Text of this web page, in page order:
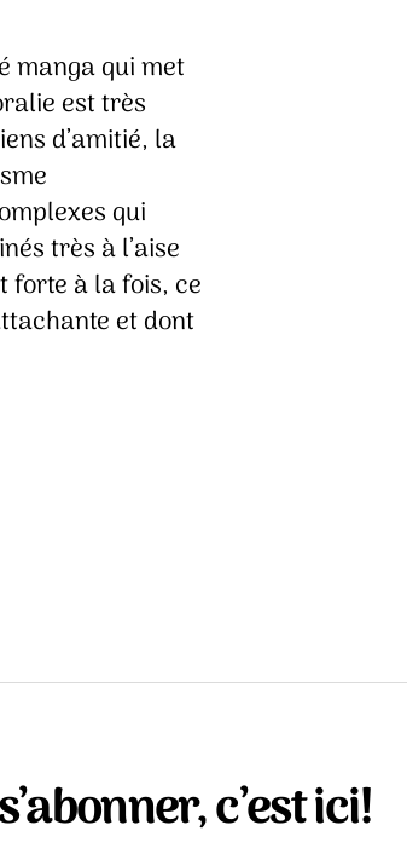
manga qui met
est très
d’amitié, la
qui
très à l’aise
forte à la fois, ce
et dont
c’est ici!